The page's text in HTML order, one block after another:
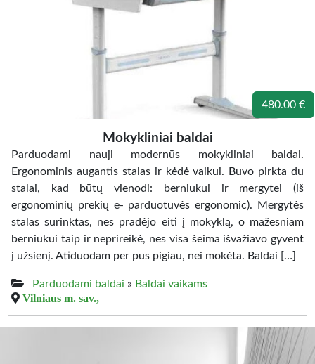
480.00 €
Mokykliniai baldai
Parduodami nauji modernūs mokykliniai baldai.
Ergonominis augantis stalas ir kėdė vaikui. Buvo pirkta du
stalai, kad būtų vienodi: berniukui ir mergytei (iš
ergonominių prekių e- parduotuvės ergonomic). Mergytės
stalas surinktas, nes pradėjo eiti į mokyklą, o mažesniam
berniukui taip ir neprireikė, nes visa šeima išvažiavo gyvent
į užsienį. Atiduodam per pus pigiau, nei mokėta. Baldai […]
Parduodami baldai » Baldai vaikams
Vilniaus m. sav.,